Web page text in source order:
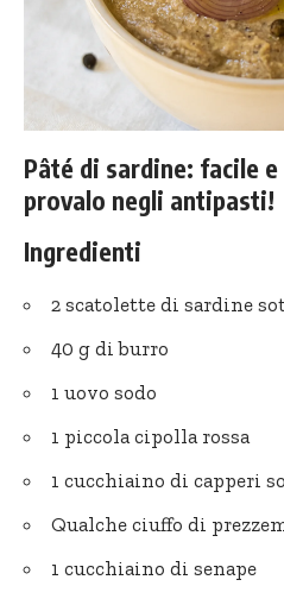
Pâté di sardine: facile
provalo negli antipasti!
Ingredienti
2 scatolette di sardine
40 g di burro
1 uovo sodo
1 piccola cipolla rossa
1 cucchiaino di capperi
Qualche ciuffo di
1 cucchiaino di senape